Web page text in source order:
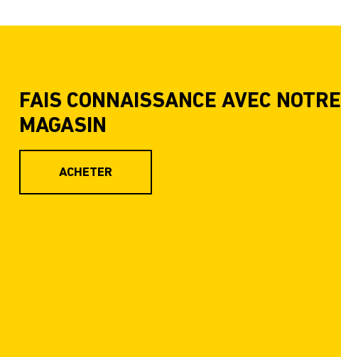
FAIS CONNAISSANCE AVEC NOTRE
MAGASIN
ACHETER